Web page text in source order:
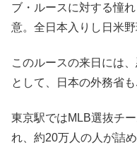
ブ・ルースに対する憧
意。全日本入りし日米野
このルースの来日には
として、日本の外務省も
東京駅ではMLB選抜チ
れ、約20万人の人が詰